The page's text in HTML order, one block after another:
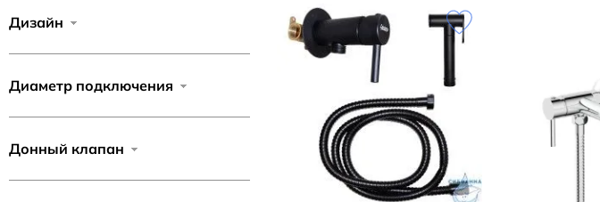
Дизайн
Диаметр подключения
Донный клапан